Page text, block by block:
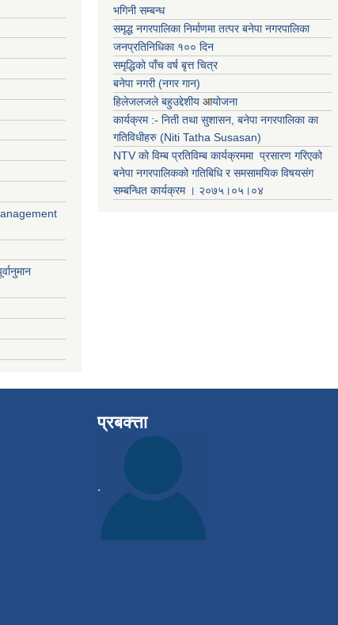
भगिनी सम्बन्ध
समृद्ध नगरपालिका निर्माणमा तत्पर बनेपा नगरपालिका
जनप्रतिनिधिका १०० दिन
समृद्धिको पाँच वर्ष बृत्त चित्र
बनेपा नगरी (नगर गान)
हिलेजलजले बहुउद्देशीय आयोजना
कार्यक्रम :- निती तथा सुशासन, बनेपा नगरपालिका का
गतिविधीहरु (Niti Tatha Susasan)
NTV को विम्ब प्रतिविम्ब कार्यक्रममा प्रसारण गरिएको
बनेपा नगरपालिकको गतिबिधि र समसामयिक विषयसंग
सम्बन्धित कार्यक्रम । २०७५।०५।०४
प्रबक्त्ता
.